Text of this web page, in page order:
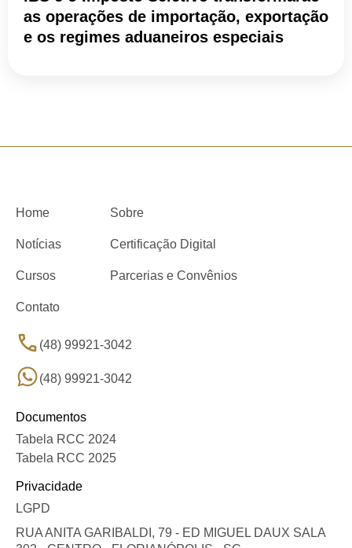
as operações de importação, exportação
e os regimes aduaneiros especiais
Home Sobre
Notícias Certificação Digital
Cursos Parcerias e Convênios
Contato
(48) 99921-3042
(48) 99921-3042
Documentos
Tabela RCC 2024
Tabela RCC 2025
Privacidade
LGPD
RUA ANITA GARIBALDI, 79 - ED MIGUEL DAUX SALA